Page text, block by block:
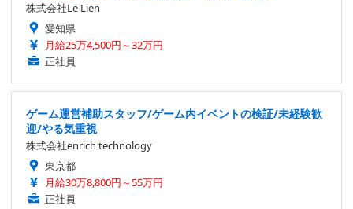
株式会社Le Lien
愛知県
月給25万4,500円～32万円
正社員
ゲーム運営補助スタッフ/ゲーム内イベントの検証/未経験歓
迎/やる気重視
株式会社enrich technology
東京都
月給30万8,800円～55万円
正社員